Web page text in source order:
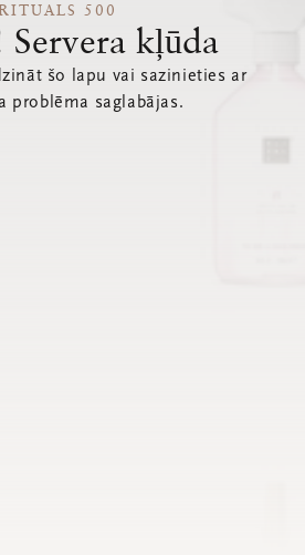
500
kļūda
šo lapu vai sazinieties ar
problēma saglabājas.